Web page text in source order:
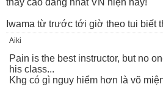
Iwama từ trước tới giờ theo tui biết
Aiki
Pain is the best instructor, but no
his class...
Khg có gì nguy hiểm hơn là võ